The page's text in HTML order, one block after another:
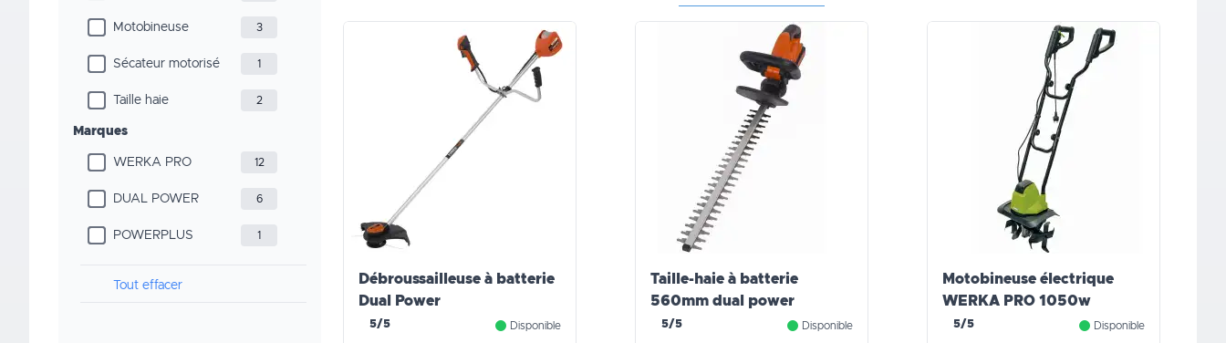
Motobineuse 3
Sécateur motorisé 1
Taille haie 2
Marques
WERKA PRO 12
DUAL POWER 6
POWERPLUS 1
Tout effacer
Débroussailleuse à batterie
Dual Power
5/5 Disponible
Taille-haie à batterie
560mm dual power
5/5 Disponible
Motobineuse électrique
WERKA PRO 1050w
5/5 Disponible